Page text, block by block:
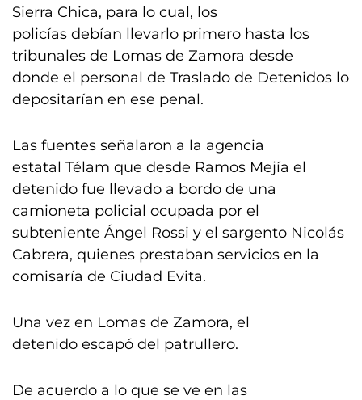
Sierra Chica, para lo cual, los
policías debían llevarlo primero hasta los
tribunales de Lomas de Zamora desde
donde el personal de Traslado de Detenidos lo
depositarían en ese penal.
Las fuentes señalaron a la agencia
estatal Télam que desde Ramos Mejía el
detenido fue llevado a bordo de una
camioneta policial ocupada por el
subteniente Ángel Rossi y el sargento Nicolás
Cabrera, quienes prestaban servicios en la
comisaría de Ciudad Evita.
Una vez en Lomas de Zamora, el
detenido escapó del patrullero.
De acuerdo a lo que se ve en las